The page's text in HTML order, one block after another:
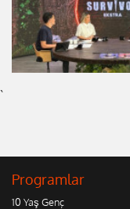
`
Programlar
10 Yaş Genç